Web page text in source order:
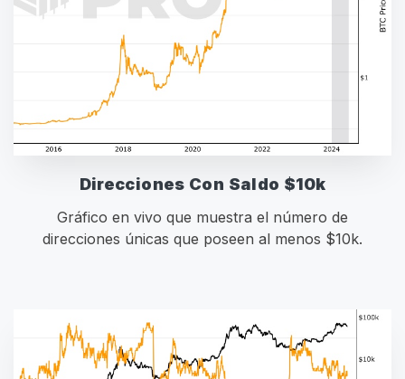
Direcciones Con Saldo $10k
Gráfico en vivo que muestra el número de
direcciones únicas que poseen al menos $10k.